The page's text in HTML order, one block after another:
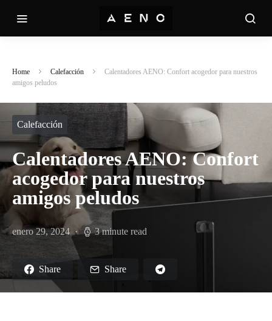
Home Calefacción
Calentadores AENO: Confort acogedor para nuestros
amigos peludos
Calefacción
Calentadores AENO: Confort
acogedor para nuestros
amigos peludos
enero 29, 2024 3 minute read
Share Share